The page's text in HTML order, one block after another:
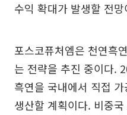
수익 확대가 발생할 전망
포스코퓨처엠은 천연흑
는 전략을 추진 중이다.
흑연을 국내에서 직접
생산할 계획이다. 비중